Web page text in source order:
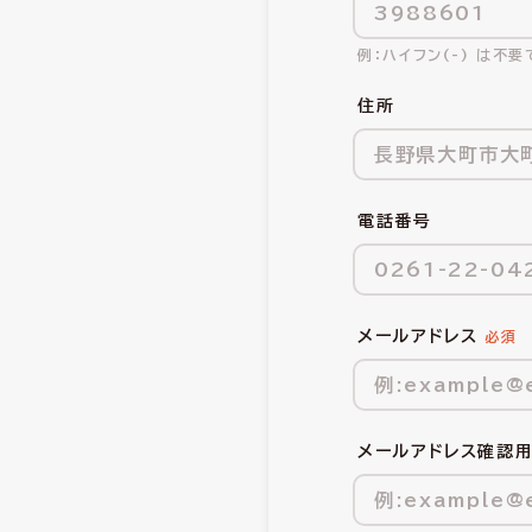
ハイフン(-) は不要
住所
電話番号
メールアドレス
メールアドレス確認